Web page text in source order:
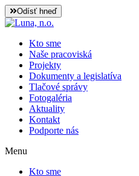
Odísť hneď Preskočiť
na
Kto sme
Naše pracoviská
Projekty
Dokumenty a legislatíva
Tlačové správy
Fotogaléria
Aktuality
Kontakt
Podporte nás
Menu
Kto sme